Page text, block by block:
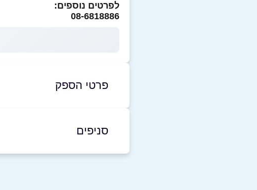
לפרטים נוספים:
08-6818886
פרטי הספק
סניפים
קרית גת